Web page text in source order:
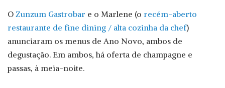
O Zunzum Gastrobar e o Marlene (o recém-aberto
restaurante de fine dining / alta cozinha da chef)
anunciaram os menus de Ano Novo, ambos de
degustação. Em ambos, há oferta de champagne e
passas, à meia-noite.